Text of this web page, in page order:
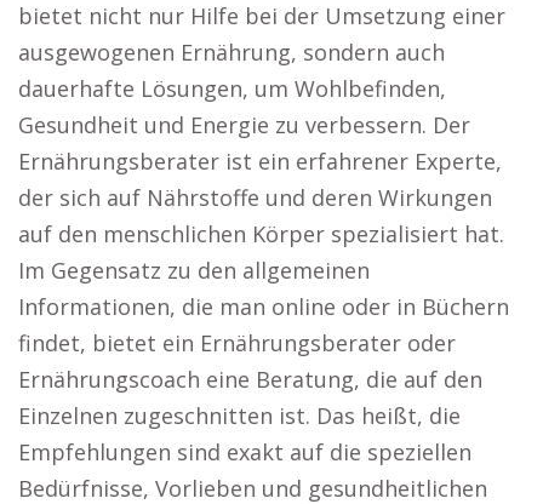
bietet nicht nur Hilfe bei der Umsetzung einer
ausgewogenen Ernährung, sondern auch
dauerhafte Lösungen, um Wohlbefinden,
Gesundheit und Energie zu verbessern. Der
Ernährungsberater ist ein erfahrener Experte,
der sich auf Nährstoffe und deren Wirkungen
auf den menschlichen Körper spezialisiert hat.
Im Gegensatz zu den allgemeinen
Informationen, die man online oder in Büchern
findet, bietet ein Ernährungsberater oder
Ernährungscoach eine Beratung, die auf den
Einzelnen zugeschnitten ist. Das heißt, die
Empfehlungen sind exakt auf die speziellen
Bedürfnisse, Vorlieben und gesundheitlichen